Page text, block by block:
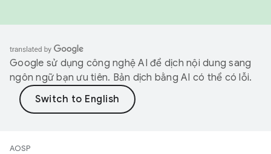
Google sử dụng công nghệ AI để dịch nội dung sang
ngôn ngữ bạn ưu tiên. Bản dịch bằng AI có thể có lỗi.
AOSP